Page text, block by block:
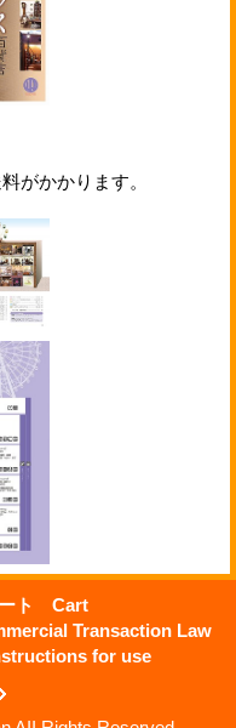
がかかります。
ト Cart
Transaction Law
for use